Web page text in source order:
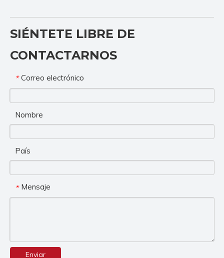
SIÉNTETE LIBRE DE
CONTACTARNOS
* Correo electrónico
Nombre
País
* Mensaje
Enviar